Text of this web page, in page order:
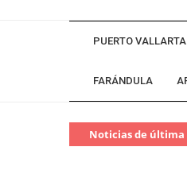
PUERTO VALLARTA
FARÁNDULA
Noticias de última